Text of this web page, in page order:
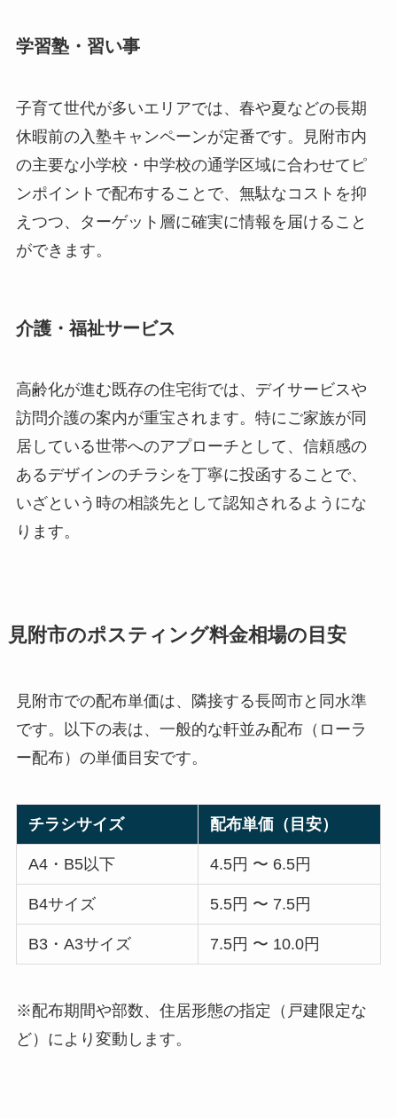
学習塾・習い事
子育て世代が多いエリアでは、春や夏などの長期
休暇前の入塾キャンペーンが定番です。見附市内
の主要な小学校・中学校の通学区域に合わせてピ
ンポイントで配布することで、無駄なコストを抑
えつつ、ターゲット層に確実に情報を届けること
ができます。
介護・福祉サービス
高齢化が進む既存の住宅街では、デイサービスや
訪問介護の案内が重宝されます。特にご家族が同
居している世帯へのアプローチとして、信頼感の
あるデザインのチラシを丁寧に投函することで、
いざという時の相談先として認知されるようにな
ります。
見附市のポスティング料金相場の目安
見附市での配布単価は、隣接する長岡市と同水準
です。以下の表は、一般的な軒並み配布（ローラ
ー配布）の単価目安です。
チラシサイズ 配布単価（目安）
A4・B5以下 4.5円 〜 6.5円
B4サイズ 5.5円 〜 7.5円
B3・A3サイズ 7.5円 〜 10.0円
※配布期間や部数、住居形態の指定（戸建限定な
ど）により変動します。